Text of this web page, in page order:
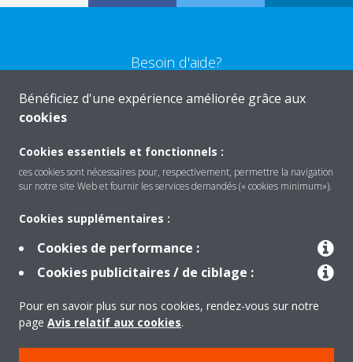
Besoin d'aide?
CONTACTEZ-NOUS
Solutions
À propos de Daikin
Bénéficiez d'une expérience améliorée grâce aux
cookies
Cookies essentiels et fonctionnels :
ces cookies sont nécessaires pour, respectivement, permettre la navigation
sur notre site Web et fournir les services demandés (« cookies minimum»).
Cookies supplémentaires :
Cookies de performance :
Cookies publicitaires / de ciblage :
Pour en savoir plus sur nos cookies, rendez-vous sur notre
page Avis relatif aux cookies.